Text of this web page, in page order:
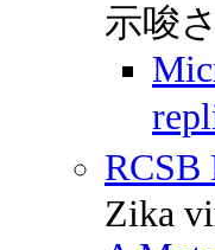
示唆
RCSB
Zika